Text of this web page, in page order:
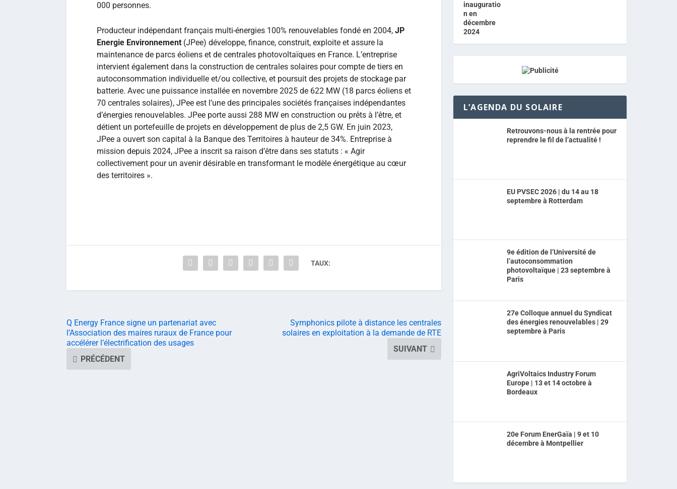
000 personnes.
Producteur indépendant français multi-énergies 100% renouvelables fondé en 2004, JP
Energie Environnement (JPee) développe, finance, construit, exploite et assure la
maintenance de parcs éoliens et de centrales photovoltaïques en France. L’entreprise
intervient également dans la construction de centrales solaires pour compte de tiers en
autoconsommation individuelle et/ou collective, et poursuit des projets de stockage par
batterie. Avec une puissance installée en novembre 2025 de 622 MW (18 parcs éoliens et
70 centrales solaires), JPee est l’une des principales sociétés françaises indépendantes
d’énergies renouvelables. JPee porte aussi 288 MW en construction ou prêts à l’être, et
détient un portefeuille de projets en développement de plus de 2,5 GW. En juin 2023,
JPee a ouvert son capital à la Banque des Territoires à hauteur de 34%. Entreprise à
mission depuis 2024, JPee a inscrit sa raison d’être dans ses statuts : « Agir
collectivement pour un avenir désirable en transformant le modèle énergétique au cœur
des territoires ».
TAUX:
Q Energy France signe un partenariat avec
l’Association des maires ruraux de France pour
accélérer l’électrification des usages
PRÉCÉDENT
Symphonics pilote à distance les centrales
solaires en exploitation à la demande de RTE
SUIVANT
L’AGENDA DU SOLAIRE
Retrouvons-nous à la rentrée pour
reprendre le fil de l’actualité !
EU PVSEC 2026 | du 14 au 18
septembre à Rotterdam
9e édition de l’Université de
l’autoconsommation
photovoltaïque | 23 septembre à
Paris
27e Colloque annuel du Syndicat
des énergies renouvelables | 29
septembre à Paris
AgriVoltaics Industry Forum
Europe | 13 et 14 octobre à
Bordeaux
20e Forum EnerGaïa | 9 et 10
décembre à Montpellier